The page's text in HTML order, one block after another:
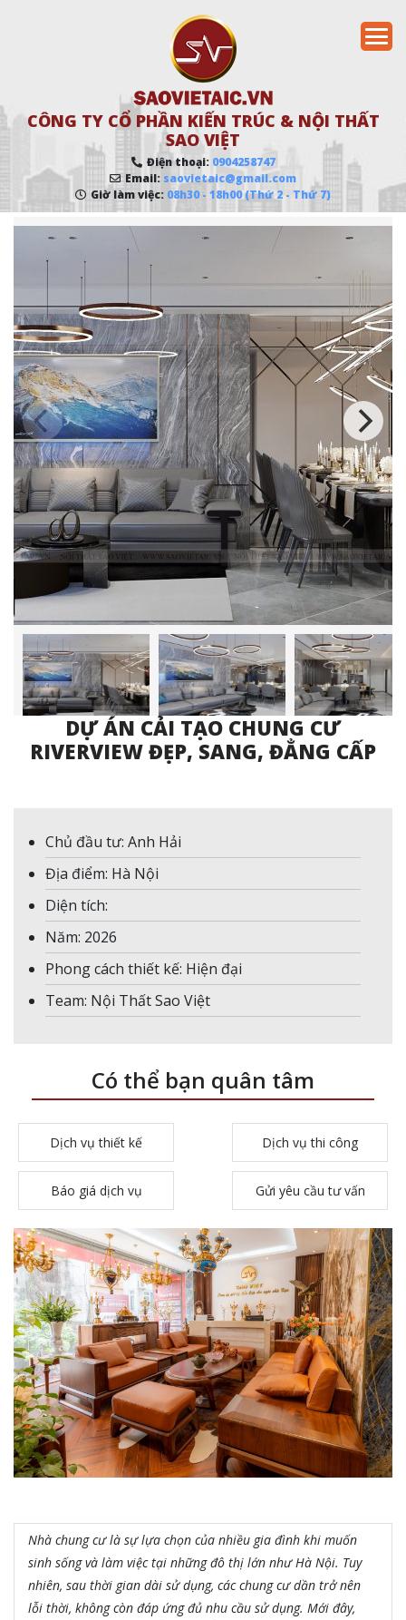
CÔNG TY CỔ PHẦN KIẾN TRÚC & NỘI THẤT
SAO VIỆT
Điện thoại: 0904258747
Email: saovietaic@gmail.com
Giờ làm việc: 08h30 - 18h00 (Thứ 2 - Thứ 7)
DỰ ÁN CẢI TẠO CHUNG CƯ
RIVERVIEW ĐẸP, SANG, ĐẲNG CẤP
Chủ đầu tư: Anh Hải
Địa điểm: Hà Nội
Diện tích:
Năm: 2026
Phong cách thiết kế: Hiện đại
Team: Nội Thất Sao Việt
Có thể bạn quân tâm
Dịch vụ thiết kế Dịch vụ thi công
Báo giá dịch vụ Gửi yêu cầu tư vấn
Nhà chung cư là sự lựa chọn của nhiều gia đình khi muốn
sinh sống và làm việc tại những đô thị lớn như Hà Nội. Tuy
nhiên, sau thời gian dài sử dụng, các chung cư dần trở nên
lỗi thời, không còn đáp ứng đủ nhu cầu sử dụng. Mới đây,